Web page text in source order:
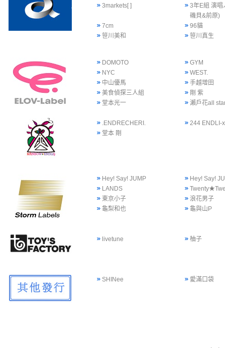
3markets[ ]
3年E組 演唱
磯貝&前原)
7cm
96貓
笹川美和
笹川真生
DOMOTO
GYM
NYC
WEST.
中山優馬
手越增田
美食偵探三人組
剛 紫
堂本光一
瀨戶花all
.ENDRECHERI.
244 ENDLI-x
堂本 剛
Hey! Say! JUMP
Hey! Say!
LANDS
東京小子
浪花男子
龜梨和也
龜與山P
livetune 柚子
SHINee 愛滿口袋